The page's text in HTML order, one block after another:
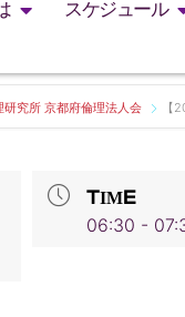
スケジュール
究所 京都府倫理法人会 【
TIME
06:30 -